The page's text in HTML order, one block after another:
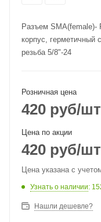
Разъем SMA(female)-
корпус, герметичный
резьба 5/8"-24
Розничная цена
420 руб/шт
Цена по акции
420 руб/шт
Цена указана с
Узнать о наличии:
Нашли дешевле?